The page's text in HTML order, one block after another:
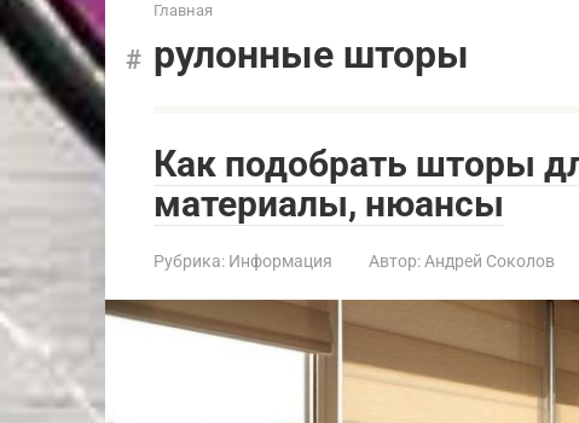
Главная
рулонные шторы
Как подобрать шторы
материалы, нюансы
Рубрика: Информация Автор: Андрей Соколов